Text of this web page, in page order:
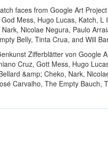
faces from Google Art
Mess, Hugo Lucas, Katch,
Nicolae Negura, Paulo
Belly, Tinta Crua, and Will
Zifferblätter von Google
Cruz, Gott Mess, Hugo
&amp; Cheko, Nark,
Carvalho, The Empty Bauch,